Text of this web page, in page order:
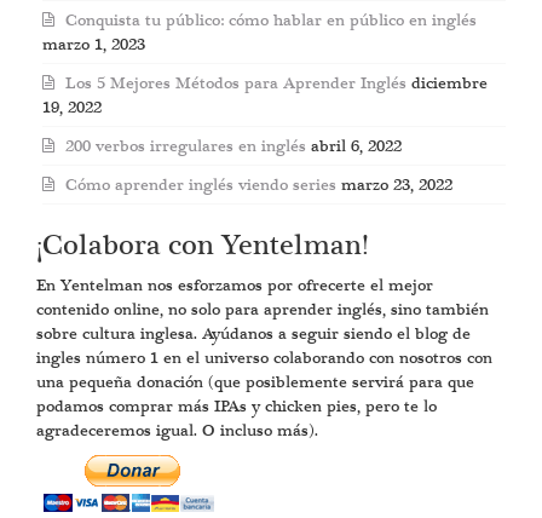
Conquista tu público: cómo hablar en público en inglés
marzo 1, 2023
Los 5 Mejores Métodos para Aprender Inglés diciembre
19, 2022
200 verbos irregulares en inglés abril 6, 2022
Cómo aprender inglés viendo series marzo 23, 2022
¡Colabora con Yentelman!
En Yentelman nos esforzamos por ofrecerte el mejor
contenido online, no solo para aprender inglés, sino también
sobre cultura inglesa. Ayúdanos a seguir siendo el blog de
ingles número 1 en el universo colaborando con nosotros con
una pequeña donación (que posiblemente servirá para que
podamos comprar más IPAs y chicken pies, pero te lo
agradeceremos igual. O incluso más).